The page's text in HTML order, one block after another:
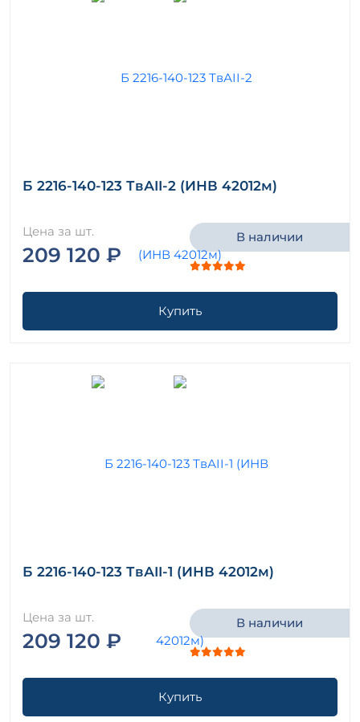
Б 2216-140-123 ТвАII-2 (ИНВ 42012м)
Цена за шт.
209 120 ₽
В наличии
Купить
Б 2216-140-123 ТвАII-1 (ИНВ 42012м)
Цена за шт.
209 120 ₽
В наличии
Купить